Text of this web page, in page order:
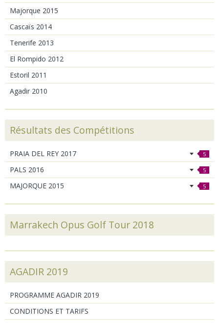
Majorque 2015
Cascaïs 2014
Tenerife 2013
El Rompido 2012
Estoril 2011
Agadir 2010
Résultats des Compétitions
PRAIA DEL REY 2017 5
PALS 2016 5
MAJORQUE 2015 5
Marrakech Opus Golf Tour 2018
AGADIR 2019
PROGRAMME AGADIR 2019
CONDITIONS ET TARIFS